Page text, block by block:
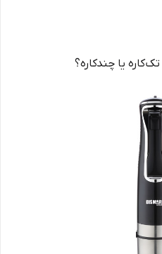
یا چندکاره؟